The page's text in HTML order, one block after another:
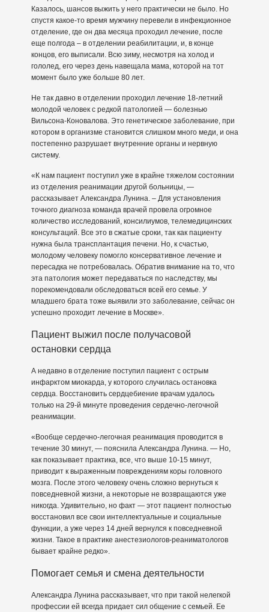
Казалось, шансов выжить у него практически не было. Но
спустя какое-то время мужчину перевели в инфекционное
отделение, где он два месяца проходил лечение, после
еще полгода – в отделении реабилитации, и, в конце
концов, его выписали. Всю зиму, несмотря на холод и
гололед, его через день навещала мама, которой на тот
момент было уже больше 80 лет.
Не так давно в отделении проходил лечение 18-летний
молодой человек с редкой патологией — болезнью
Вильсона-Коновалова. Это генетическое заболевание, при
котором в организме становится слишком много меди, и она
постепенно разрушает внутренние органы и нервную
систему.
«К нам пациент поступил уже в крайне тяжелом состоянии
из отделения реанимации другой больницы, —
рассказывает Александра Лунина. – Для установления
точного диагноза команда врачей провела огромное
количество исследований, консилиумов, телемедицинских
консультаций. Все это в сжатые сроки, так как пациенту
нужна была трансплантация печени. Но, к счастью,
молодому человеку помогло консервативное лечение и
пересадка не потребовалась. Обратив внимание на то, что
эта патология может передаваться по наследству, мы
порекомендовали обследоваться всей его семье. У
младшего брата тоже выявили это заболевание, сейчас он
успешно проходит лечение в Москве».
Пациент выжил после получасовой
остановки сердца
А недавно в отделение поступил пациент с острым
инфарктом миокарда, у которого случилась остановка
сердца. Восстановить сердцебиение врачам удалось
только на 29-й минуте проведения сердечно-легочной
реанимации.
«Вообще сердечно-легочная реанимация проводится в
течение 30 минут, — пояснила Александра Лунина. — Но,
как показывает практика, все, что выше 10-15 минут,
приводит к выраженным повреждениям коры головного
мозга. После этого человеку очень сложно вернуться к
повседневной жизни, а некоторые не возвращаются уже
никогда. Удивительно, но факт — этот пациент полностью
восстановил все свои интеллектуальные и социальные
функции, а уже через 14 дней вернулся к повседневной
жизни. Такое в практике анестезиологов-реаниматологов
бывает крайне редко».
Помогает семья и смена деятельности
Александра Лунина рассказывает, что при такой нелегкой
профессии ей всегда придает сил общение с семьей. Ее